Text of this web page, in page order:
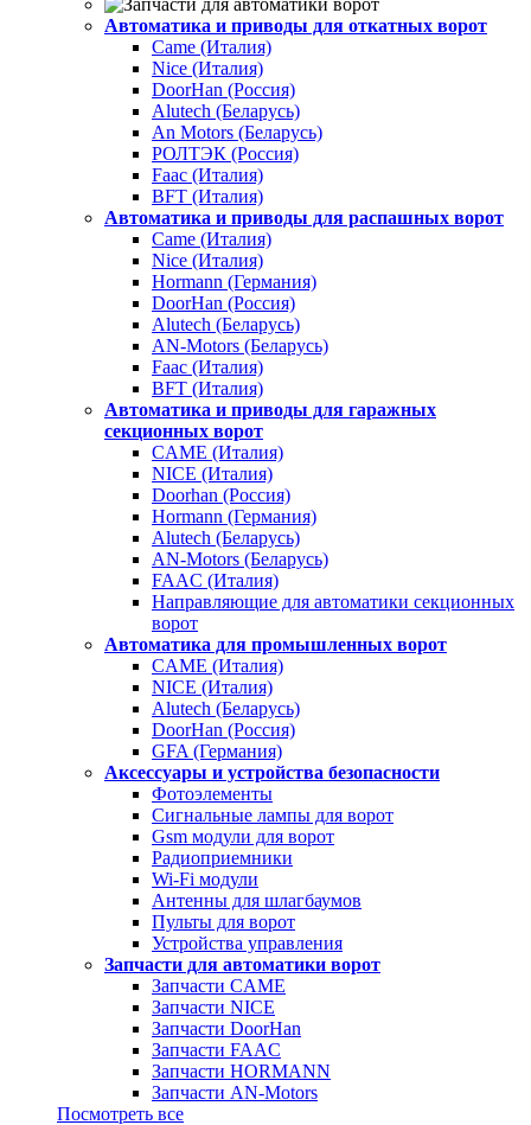
Автоматика и приводы для откатных ворот
Came (Италия)
Nice (Италия)
DoorHan (Россия)
Alutech (Беларусь)
An Motors (Беларусь)
РОЛТЭК (Россия)
Faac (Италия)
BFT (Италия)
Автоматика и приводы для распашных ворот
Came (Италия)
Nice (Италия)
Hormann (Германия)
DoorHan (Россия)
Alutech (Беларусь)
AN-Motors (Беларусь)
Faac (Италия)
BFT (Италия)
Автоматика и приводы для гаражных
секционных ворот
CAME (Италия)
NICE (Италия)
Doorhan (Россия)
Hormann (Германия)
Alutech (Беларусь)
AN-Motors (Беларусь)
FAAC (Италия)
Направляющие для автоматики секционных
ворот
Автоматика для промышленных ворот
CAME (Италия)
NICE (Италия)
Alutech (Беларусь)
DoorHan (Россия)
GFA (Германия)
Аксессуары и устройства безопасности
Фотоэлементы
Сигнальные лампы для ворот
Gsm модули для ворот
Радиоприемники
Wi-Fi модули
Антенны для шлагбаумов
Пульты для ворот
Устройства управления
Запчасти для автоматики ворот
Запчасти CAME
Запчасти NICE
Запчасти DoorHan
Запчасти FAAC
Запчасти HORMANN
Запчасти AN-Motors
Посмотреть все